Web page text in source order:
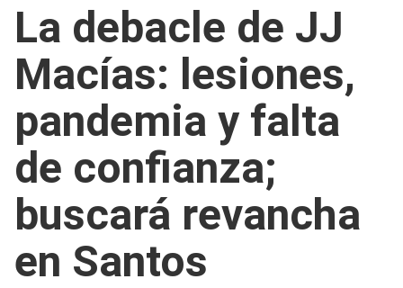
La debacle de JJ
Macías: lesiones,
pandemia y falta
de confianza;
buscará revancha
en Santos